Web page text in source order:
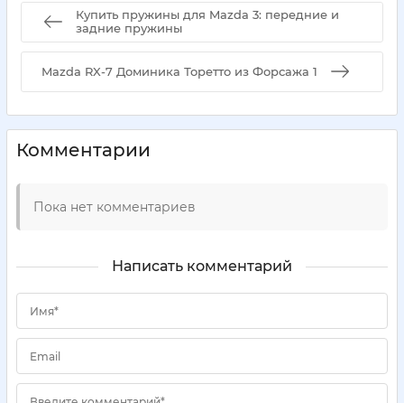
Купить пружины для Mazda 3: передние и
задние пружины
Mazda RX-7 Доминика Торетто из Форсажа 1
Комментарии
Пока нет комментариев
Написать комментарий
Имя*
Email